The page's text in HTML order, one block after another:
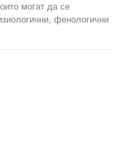
могат да се
фенологични